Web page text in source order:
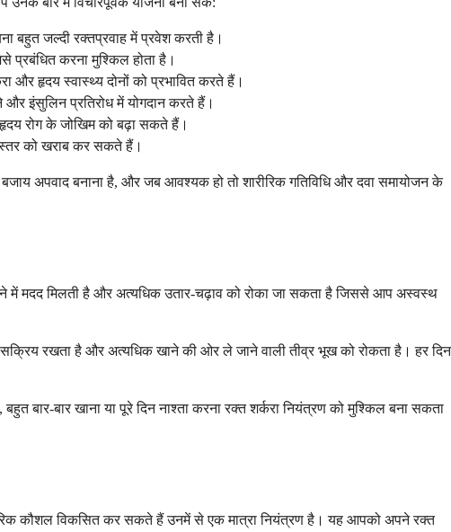
बहुत जल्दी रक्तप्रवाह में प्रवेश करती है।
प्रबंधित करना मुश्किल होता है।
हृदय स्वास्थ्य दोनों को प्रभावित करते हैं।
इंसुलिन प्रतिरोध में योगदान करते हैं।
रोग के जोखिम को बढ़ा सकते हैं।
स्तर को खराब कर सकते हैं।
अपवाद बनाना है, और जब आवश्यक हो तो शारीरिक गतिविधि और दवा समायोजन के
में मदद मिलती है और अत्यधिक उतार-चढ़ाव को रोका जा सकता है जिससे आप अस्वस्थ
रखता है और अत्यधिक खाने की ओर ले जाने वाली तीव्र भूख को रोकता है। हर दिन
बार खाना या पूरे दिन नाश्ता करना रक्त शर्करा नियंत्रण को मुश्किल बना सकता
कौशल विकसित कर सकते हैं उनमें से एक मात्रा नियंत्रण है। यह आपको अपने रक्त